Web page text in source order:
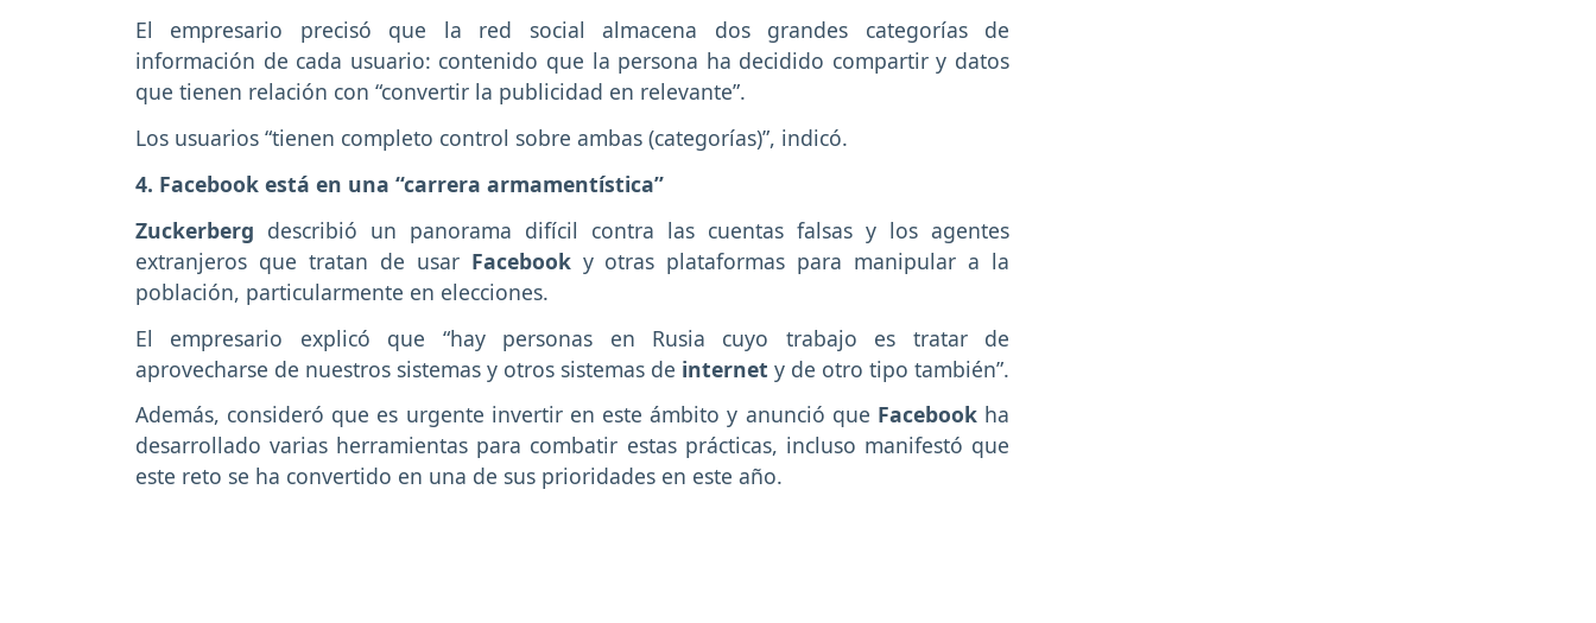
El empresario precisó que la red social almacena dos grandes categorías de
información de cada usuario: contenido que la persona ha decidido compartir y datos
que tienen relación con “convertir la publicidad en relevante”.
Los usuarios “tienen completo control sobre ambas (categorías)”, indicó.
4. Facebook está en una “carrera armamentística”
Zuckerberg describió un panorama difícil contra las cuentas falsas y los agentes
extranjeros que tratan de usar Facebook y otras plataformas para manipular a la
población, particularmente en elecciones.
El empresario explicó que “hay personas en Rusia cuyo trabajo es tratar de
aprovecharse de nuestros sistemas y otros sistemas de internet y de otro tipo también”.
Además, consideró que es urgente invertir en este ámbito y anunció que Facebook ha
desarrollado varias herramientas para combatir estas prácticas, incluso manifestó que
este reto se ha convertido en una de sus prioridades en este año.